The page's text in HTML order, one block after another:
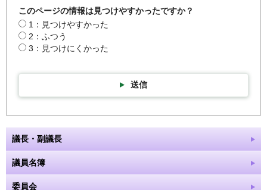
このページの情報は見つけやすかったですか？
1：見つけやすかった
2：ふつう
3：見つけにくかった
送信
議長・副議長
議員名簿
委員会